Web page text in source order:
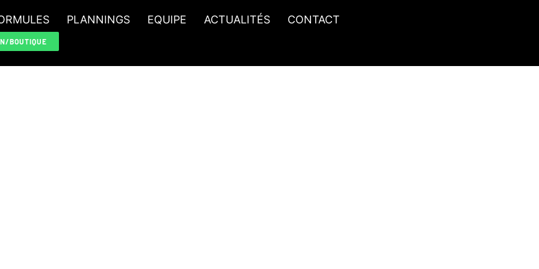
PLANNINGS EQUIPE ACTUALITÉS CONTACT
BOUTIQUE